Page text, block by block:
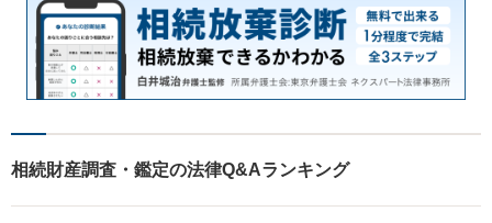
相続財産調査・鑑定の法律Q&Aランキング